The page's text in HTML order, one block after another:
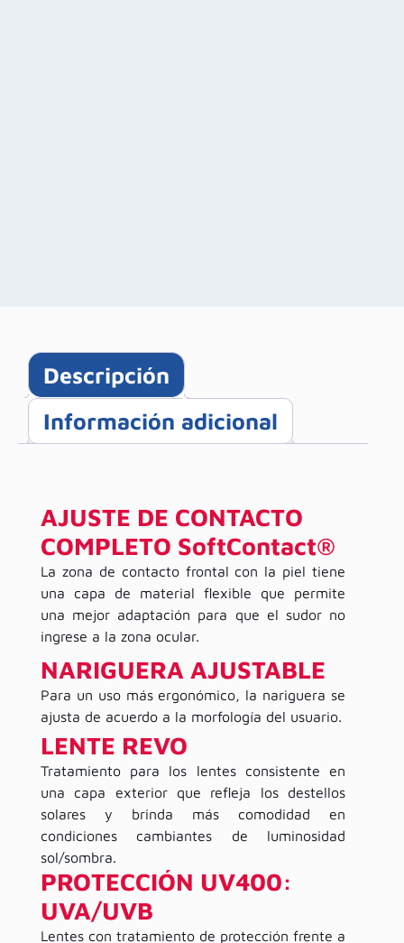
Descripción
Información adicional
AJUSTE DE CONTACTO
COMPLETO SoftContact®
La zona de contacto frontal con la piel tiene
una capa de material flexible que permite
una mejor adaptación para que el sudor no
ingrese a la zona ocular.
NARIGUERA AJUSTABLE
Para un uso más ergonómico, la nariguera se
ajusta de acuerdo a la morfología del usuario.
LENTE REVO
Tratamiento para los lentes consistente en
una capa exterior que refleja los destellos
solares y brinda más comodidad en
condiciones cambiantes de luminosidad
sol/sombra.
PROTECCIÓN UV400:
UVA/UVB
Lentes con tratamiento de protección frente a